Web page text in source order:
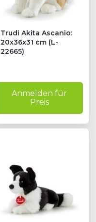
Trudi Akita Ascanio:
20x36x31 cm (L-
22665)
Anmelden für
Preis